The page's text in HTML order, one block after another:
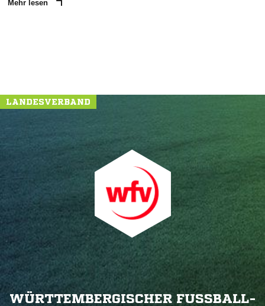
Mehr lesen
LANDESVERBAND
WÜRTTEMBERGISCHER FUSSBALL-V